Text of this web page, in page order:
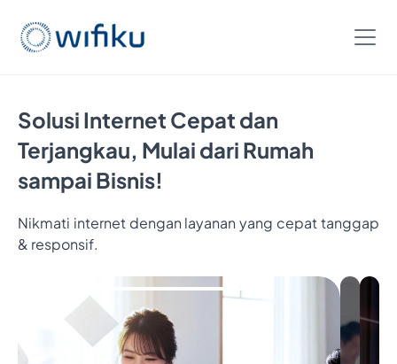
Solusi Internet Cepat dan
Terjangkau, Mulai dari Rumah
sampai Bisnis!
Nikmati internet dengan layanan yang cepat tanggap
& responsif.